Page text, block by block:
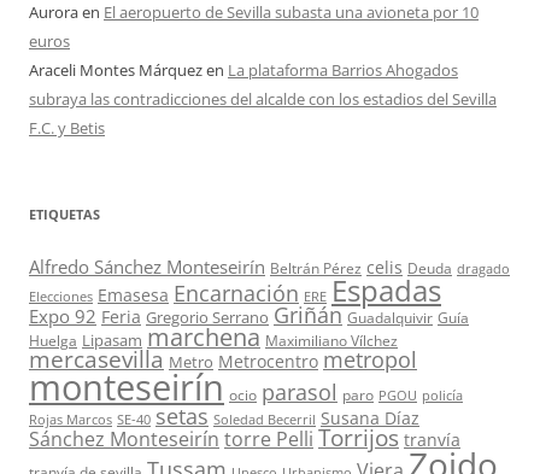
Auroraen El aeropuerto de Sevilla subasta una avioneta por 10
euros
Araceli Montes Márquezen La plataforma Barrios Ahogados
subraya las contradicciones del alcalde con los estadios del Sevilla
F.C. y Betis
ETIQUETAS
Alfredo Sánchez Monteseirín Beltrán Pérez celis Deuda dragado
Elecciones Emasesa Encarnación ERE Espadas
Expo 92 Feria Gregorio Serrano Griñán Guadalquivir Guía
Huelga Lipasam marchena Maximiliano Vílchez
mercasevilla Metro Metrocentro metropol
monteseirín ocio parasol paro PGOU policía
Rojas Marcos SE-40 setas Soledad Becerril Susana Díaz
Sánchez Monteseirín torre Pelli Torrijos tranvía
Zoido